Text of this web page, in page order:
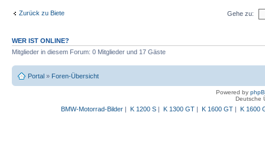
Zurück zu Biete Gehe zu:
WER IST ONLINE?
Mitglieder in diesem Forum: 0 Mitglieder und 17 Gäste
Portal » Foren-Übersicht
Powered by
Deutsche
BMW-Motorrad-Bilder| K 1200 S| K 1300 GT| K 1600 GT| K 1600